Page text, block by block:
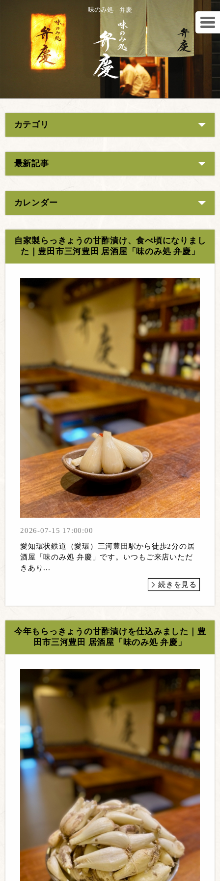
味のみ処 弁慶
カテゴリ
最新記事
カレンダー
自家製らっきょうの甘酢漬け、食べ頃になりまし
た｜豊田市三河豊田 居酒屋「味のみ処 弁慶」
2026-07-15 17:00:00
愛知環状鉄道（愛環）三河豊田駅から徒歩2分の居
酒屋「味のみ処 弁慶」です。いつもご来店いただ
きあり...
続きを見る
今年もらっきょうの甘酢漬けを仕込みました｜豊
田市三河豊田 居酒屋「味のみ処 弁慶」